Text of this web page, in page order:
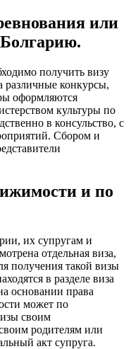
или
получить визу
различные конкурсы,
оформляются
культуры по
в консульство, с
Сбором и
и по
их супругам и
отдельная виза,
получения такой визы
в разделе виза
основании права
может по
своим
родителям или
акт супруга.